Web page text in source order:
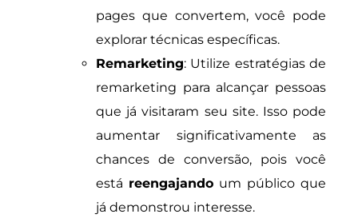
pages que convertem, você pode
explorar técnicas específicas.
Remarketing: Utilize estratégias de
remarketing para alcançar pessoas
que já visitaram seu site. Isso pode
aumentar significativamente as
chances de conversão, pois você
está reengajando um público que
já demonstrou interesse.